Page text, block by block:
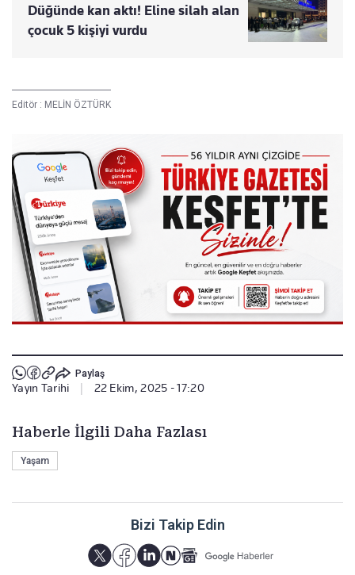
Düğünde kan aktı! Eline silah alan
çocuk 5 kişiyi vurdu
Editör : MELİN ÖZTÜRK
Paylaş
Yayın Tarihi | 22 Ekim, 2025 - 17:20
Haberle İlgili Daha Fazlası
Yaşam
Bizi Takip Edin